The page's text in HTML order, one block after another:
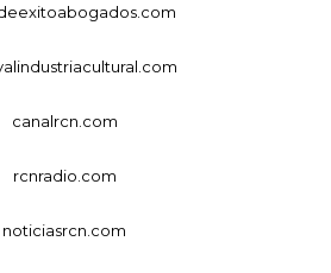
canalrcn.com
rcnradio.com
noticiasrcn.com